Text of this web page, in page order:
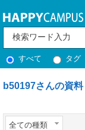
すべて タグ
b50197さんの資料
全ての種類